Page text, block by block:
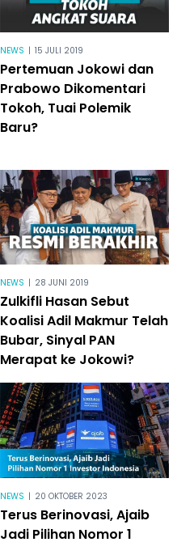
NEWS | 15 JULI 2019
Pertemuan Jokowi dan
Prabowo Dikomentari
Tokoh, Tuai Polemik
Baru?
NEWS | 28 JUNI 2019
Zulkifli Hasan Sebut
Koalisi Adil Makmur Telah
Bubar, Sinyal PAN
Merapat ke Jokowi?
NEWS | 20 OKTOBER 2023
Terus Berinovasi, Ajaib
Jadi Pilihan Nomor 1